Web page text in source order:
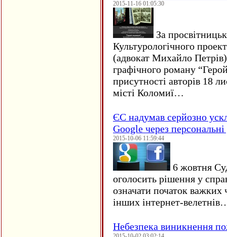
2015-11-16 01:05:30
За
Культурологічного
(адвокат Михайло
графічного роману
присутності авторів 18
місті Коломиї…
ЄC надумав серйозно
Google через персональні
2015-10-06 11:59:44
6 жовтня
оголосить рішення у
означати початок важких
інших інтернет-
Небезпека виникнення